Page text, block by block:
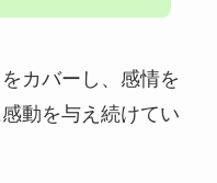
カバーし、感情を
動を与え続けてい